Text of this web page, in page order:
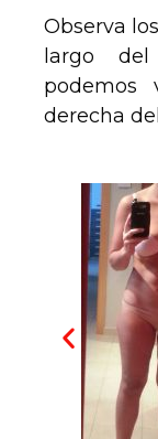
Observa
largo
derecha